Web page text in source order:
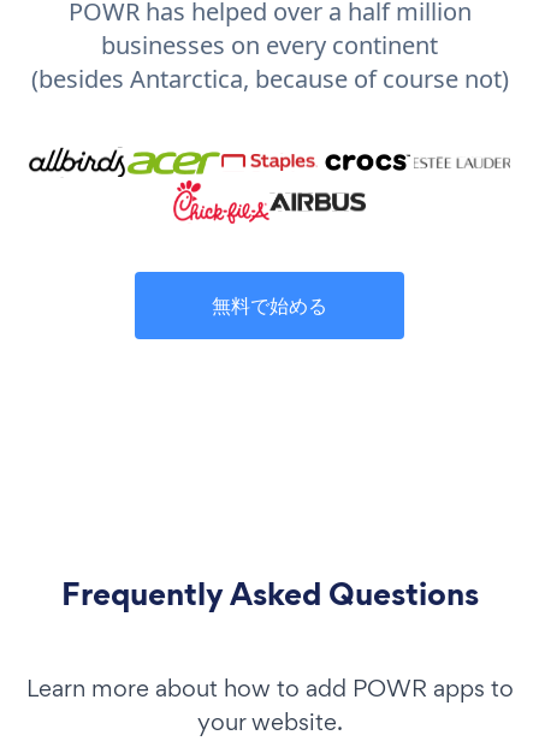
POWR has helped over a half million
businesses on every continent
(besides Antarctica, because of course not)
無料で始める
Frequently Asked Questions
Learn more about how to add POWR apps to
your website.